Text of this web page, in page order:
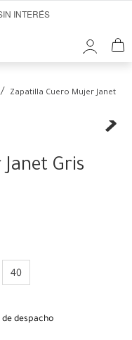
INTERÉS
Zapatilla Cuero Mujer Janet
Gris
40
despacho